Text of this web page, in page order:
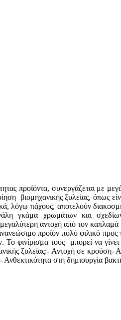
προϊόντα, συνεργάζεται
βιομηχανικής ξυλείας, όπως
λόγω πάχους, αποτελούν
γκάμα χρωμάτων και
αντοχή από τον καπλαμά
προϊόν πολύ φιλικό
φινίρισμα τους μπορεί να
ξυλείας:- Αντοχή σε
στη δημιουργία